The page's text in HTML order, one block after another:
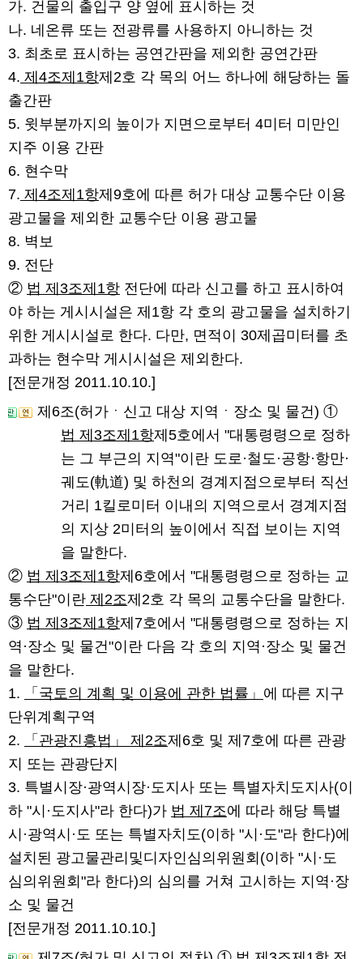
가. 건물의 출입구 양 옆에 표시하는 것
나. 네온류 또는 전광류를 사용하지 아니하는 것
3. 최초로 표시하는 공연간판을 제외한 공연간판
4. 제4조제1항제2호 각 목의 어느 하나에 해당하는 돌
출간판
5. 윗부분까지의 높이가 지면으로부터 4미터 미만인
지주 이용 간판
6. 현수막
7. 제4조제1항제9호에 따른 허가 대상 교통수단 이용
광고물을 제외한 교통수단 이용 광고물
8. 벽보
9. 전단
② 법 제3조제1항 전단에 따라 신고를 하고 표시하여
야 하는 게시시설은 제1항 각 호의 광고물을 설치하기
위한 게시시설로 한다. 다만, 면적이 30제곱미터를 초
과하는 현수막 게시시설은 제외한다.
[전문개정 2011.10.10.]
제6조(허가ㆍ신고 대상 지역ㆍ장소 및 물건) ①
법 제3조제1항제5호에서 "대통령령으로 정하
는 그 부근의 지역"이란 도로·철도·공항·항만·
궤도(軌道) 및 하천의 경계지점으로부터 직선
거리 1킬로미터 이내의 지역으로서 경계지점
의 지상 2미터의 높이에서 직접 보이는 지역
을 말한다.
② 법 제3조제1항제6호에서 "대통령령으로 정하는 교
통수단"이란 제2조제2호 각 목의 교통수단을 말한다.
③ 법 제3조제1항제7호에서 "대통령령으로 정하는 지
역·장소 및 물건"이란 다음 각 호의 지역·장소 및 물건
을 말한다.
1.
「국토의 계획 및 이용에 관한 법률」 에 따른 지구
단위계획구역
2.
「관광진흥법」 제2조제6호 및 제7호에 따른 관광
지 또는 관광단지
3. 특별시장·광역시장·도지사 또는 특별자치도지사(이
하 "시·도지사"라 한다)가 법 제7조에 따라 해당 특별
시·광역시·도 또는 특별자치도(이하 "시·도"라 한다)에
설치된 광고물관리및디자인심의위원회(이하 "시·도
심의위원회"라 한다)의 심의를 거쳐 고시하는 지역·장
소 및 물건
[전문개정 2011.10.10.]